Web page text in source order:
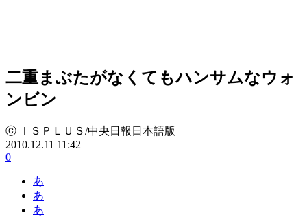
二重まぶたがなくてもハンサムなウォ
ンビン
ⓒ ＩＳＰＬＵＳ/中央日報日本語版
2010.12.11 11:42
0
あ
あ
あ